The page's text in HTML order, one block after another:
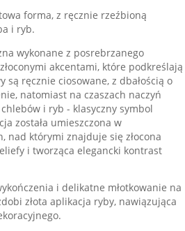
forma, z ręcznie rzeźbioną
i ryb.
wykonane z posrebrzanego
akcentami, które podkreślają
są ręcznie ciosowane, z dbałością o
natomiast na czaszach naczyń
i ryb - klasyczny symbol
została umieszczona w
nad którymi znajduje się złocona
i tworząca elegancki kontrast
i delikatne młotkowanie na
złota aplikacja ryby, nawiązująca